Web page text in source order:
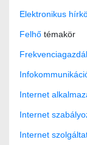
Elektronikus
Felhő témakör
Internet
Internet
Internet